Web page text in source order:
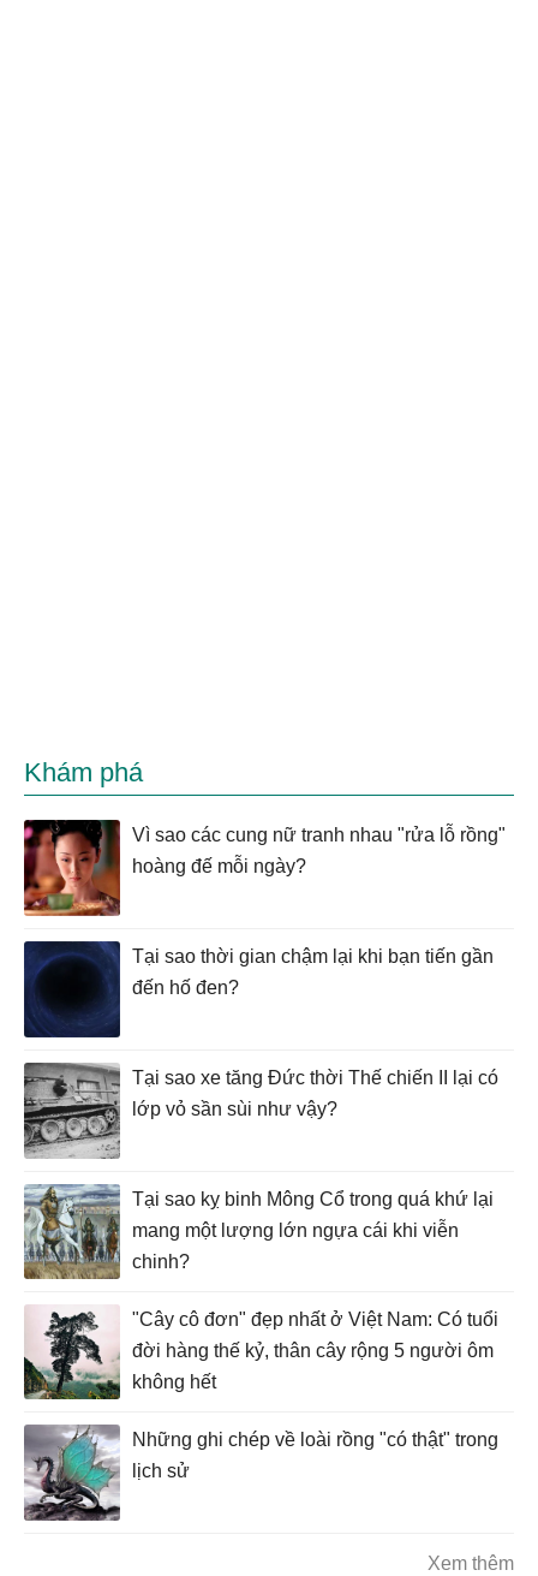
Khám phá
Vì sao các cung nữ tranh nhau "rửa lỗ rồng"
hoàng đế mỗi ngày?
Tại sao thời gian chậm lại khi bạn tiến gần
đến hố đen?
Tại sao xe tăng Đức thời Thế chiến II lại có
lớp vỏ sần sùi như vậy?
Tại sao kỵ binh Mông Cổ trong quá khứ lại
mang một lượng lớn ngựa cái khi viễn
chinh?
"Cây cô đơn" đẹp nhất ở Việt Nam: Có tuổi
đời hàng thế kỷ, thân cây rộng 5 người ôm
không hết
Những ghi chép về loài rồng "có thật" trong
lịch sử
Xem thêm